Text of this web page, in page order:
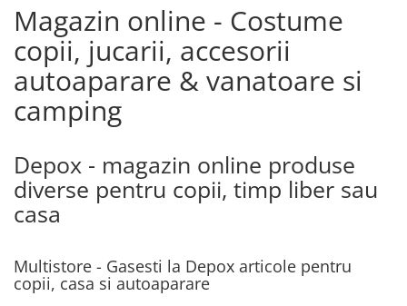
Incubatoare oua
Mori cereale si furaje
ELECTRONICE
Baterii telefoane
Baterii si acumulatori
Stative
Cantare electronice comerciale
Casti audio telefoane
INSTRUMENTE MUZICALE
Accesorii chitara
Magazin online - Costume
copii, jucarii, accesorii
autoaparare & vanatoare si
camping
Depox - magazin online produse
diverse pentru copii, timp liber sau
casa
Multistore - Gasesti la Depox articole pentru
copii, casa si autoaparare